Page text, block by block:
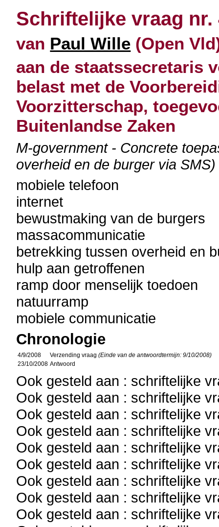
Schriftelijke vraag nr.
van Paul Wille (Open
aan de staatssecretaris
belast met de
Voorzitterschap,
Buitenlandse Zaken
M-government - Concrete
overheid en de burger via SMS)
mobiele telefoon
internet
bewustmaking van de burgers
massacommunicatie
betrekking tussen overheid en
hulp aan getroffenen
ramp door menselijk toedoen
natuurramp
mobiele communicatie
Chronologie
4/9/2008 Verzending vraag(Einde van de antwoordtermijn: 9/10/2008)
23/10/2008 Antwoord
Ook gesteld aan : schriftelijke
Ook gesteld aan : schriftelijke
Ook gesteld aan : schriftelijke
Ook gesteld aan : schriftelijke
Ook gesteld aan : schriftelijke
Ook gesteld aan : schriftelijke
Ook gesteld aan : schriftelijke
Ook gesteld aan : schriftelijke
Ook gesteld aan : schriftelijke